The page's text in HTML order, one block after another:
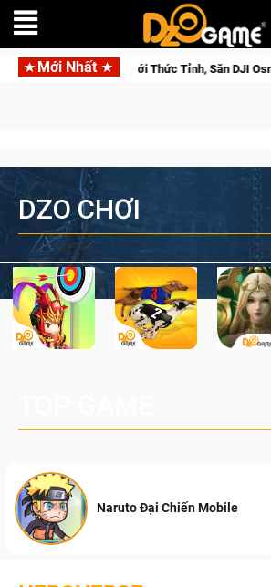
Mới Nhất
Saga: Cửu Giới Thức Tỉnh, Săn DJI Osmo
DZO CHƠI
Naruto Đại Chiến Mobile